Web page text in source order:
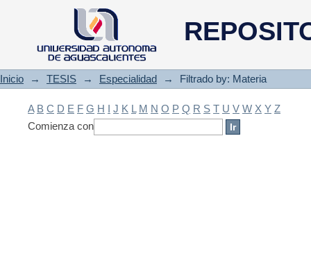
Filtrado by: Materia
Inicio → TESIS → Especialidad → Filtrado by: Materia
A B C D E F G H I J K L M N O P Q R S T U V W X Y Z
Comienza con